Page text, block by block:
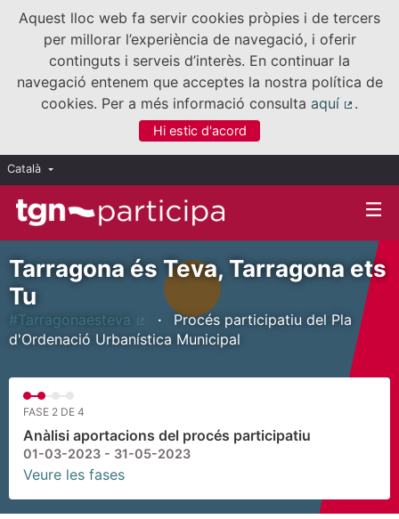
Aquest lloc web fa servir cookies pròpies i de tercers
per millorar l’experiència de navegació, i oferir
continguts i serveis d’interès. En continuar la
navegació entenem que acceptes la nostra política de
cookies. Per a més informació consulta aquí
.
Hi estic d'acord
Català Triar la llengua
Tarragona és Teva, Tarragona ets
Tu
#Tarragonaesteva
(Enllaç extern)
Procés participatiu del Pla
d'Ordenació Urbanística Municipal
FASE 2 DE 4
Anàlisi aportacions del procés participatiu
01-03-2023 - 31-05-2023
Veure les fases